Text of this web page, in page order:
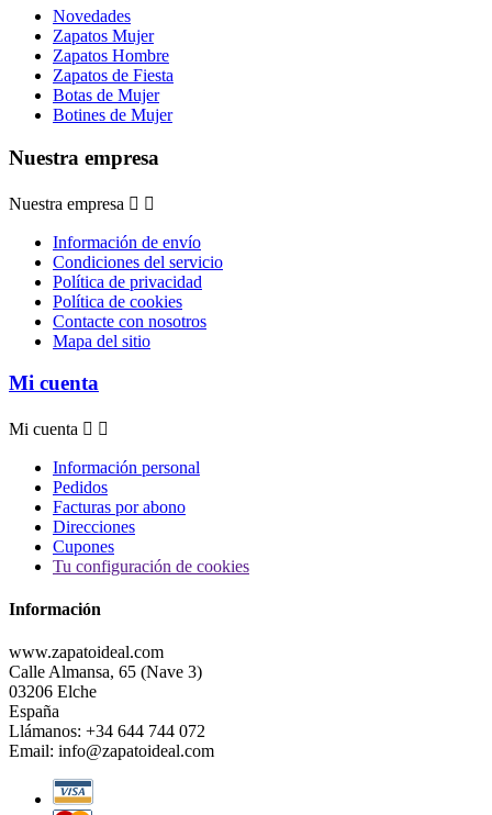
Novedades
Zapatos Mujer
Zapatos Hombre
Zapatos de Fiesta
Botas de Mujer
Botines de Mujer
Nuestra empresa
Nuestra empresa  
Información de envío
Condiciones del servicio
Política de privacidad
Política de cookies
Contacte con nosotros
Mapa del sitio
Mi cuenta
Mi cuenta  
Información personal
Pedidos
Facturas por abono
Direcciones
Cupones
Tu configuración de cookies
Información
www.zapatoideal.com
Calle Almansa, 65 (Nave 3)
03206 Elche
España
Llámanos: +34 644 744 072
Email: info@zapatoideal.com